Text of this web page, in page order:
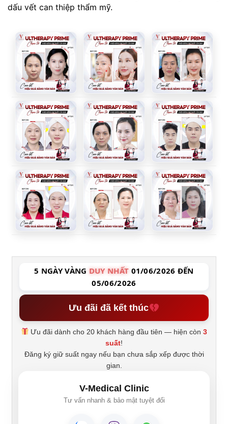
dấu vết can thiệp thẩm mỹ.
5 NGÀY VÀNG DUY NHẤT 01/06/2026 ĐẾN
05/06/2026
Ưu đãi đã kết thúc
Ưu đãi dành cho 20 khách hàng đầu tiên — hiện còn3
suất!
Đăng ký giữ suất ngay nếu bạn chưa sắp xếp được thời
gian.
V-Medical Clinic
Tư vấn nhanh & bảo mật tuyệt đối